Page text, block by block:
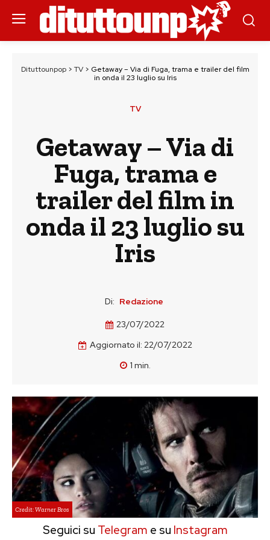
Dituttounpop> TV> Getaway – Via di Fuga, trama e trailer del film
in onda il 23 luglio su Iris
TV
Getaway – Via di
Fuga, trama e
trailer del film in
onda il 23 luglio su
Iris
Di: Redazione
23/07/2022
Aggiornato il: 22/07/2022
1 min.
Credit: Warner Bros
Seguici su Telegram e su Instagram